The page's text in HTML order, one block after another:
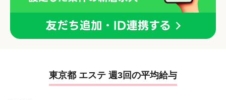
東京都 エステ 週3回の平均給与